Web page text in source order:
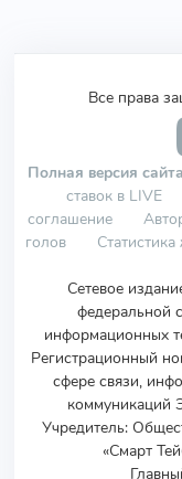
Все права
Полная версия сайта
ставок в LIVE
соглашение
голов
Сетевое
федеральной
информационных
Регистрационный
сфере связи,
Учредитель:
«Смарт